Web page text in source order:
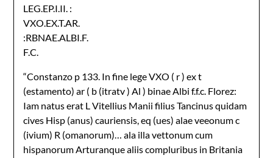
LEG.EP.I.II. :
VXO.EX.T.AR.
:RBNAE.ALBI.F.
F.C.
“Constanzo p 133. In fine lege VXO ( r ) ex t
(estamento) ar ( b (itratv ) Al ) binae Albi f.f.c. Florez:
Iam natus erat L Vitellius Manii filius Tancinus quidam
cives Hisp (anus) cauriensis, eq (ues) alae veeonum c
(ivium) R (omanorum)… ala illa vettonum cum
hispanorum Arturanque aliis compluribus in Britania